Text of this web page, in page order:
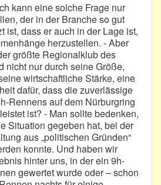
kann eine solche Frage nur
der in der Branche so gut
ist, dass er auch in der Lage ist,
herzustellen. - Aber
größte Regionalklub des
nicht nur durch seine Größe,
wirtschaftliche Stärke, eine
dafür, dass die zuverlässige
Rennens auf dem Nürburgring
ist? - Man sollte bedenken,
Situation gegeben hat, bei der
aus „politischen Gründen“
konnte. Und haben wir
hinter uns, in der ein 9h-
gewertet wurde oder – schon